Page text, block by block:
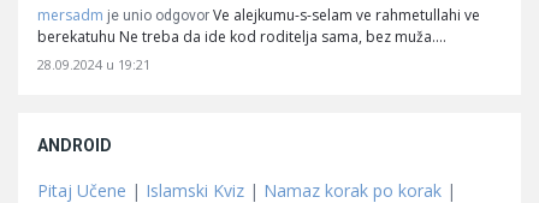
mersadm je unio odgovor Ve alejkumu-s-selam ve rahmetullahi ve
berekatuhu Ne treba da ide kod roditelja sama, bez muža.…
28.09.2024 u 19:21
ANDROID
Pitaj Učene | Islamski Kviz | Namaz korak po korak |